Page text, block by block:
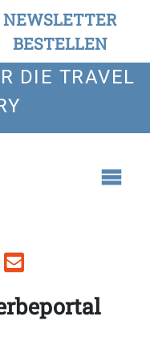
NEWSLETTER
BESTELLEN
DIE TRAVEL